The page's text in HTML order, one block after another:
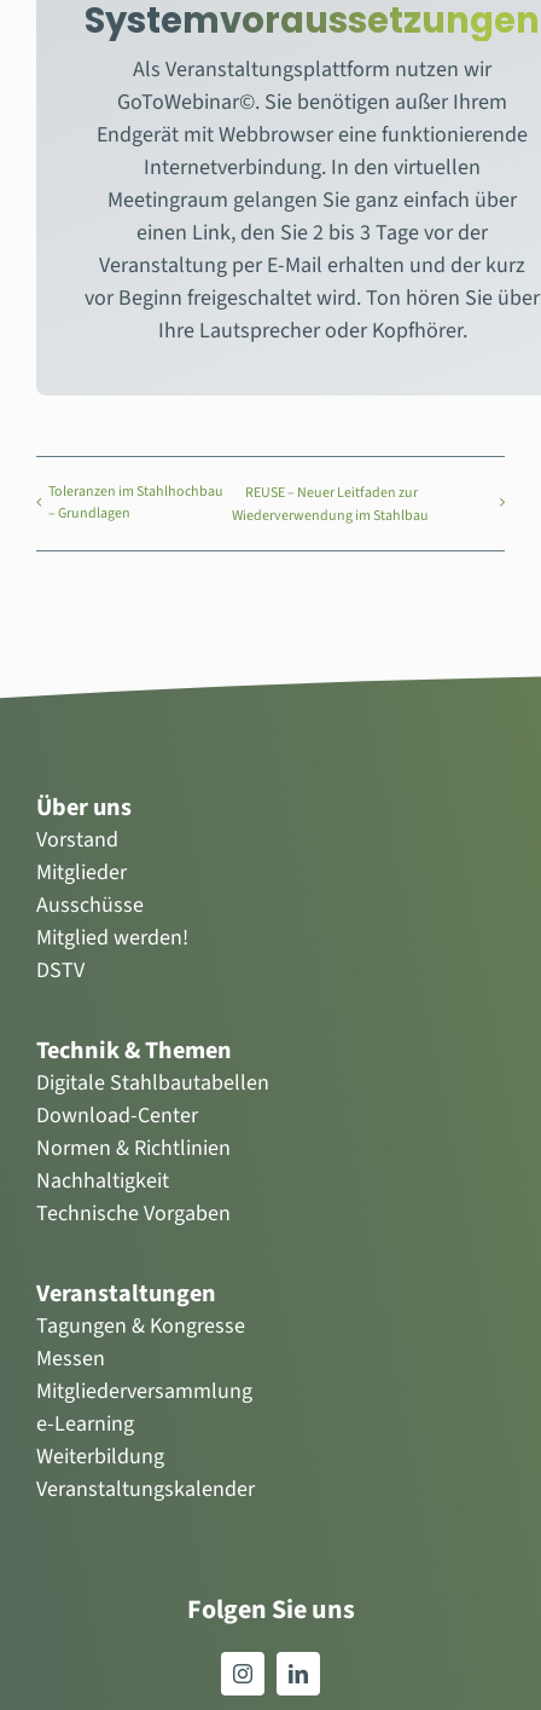
Systemvoraussetzungen
Als Veranstaltungsplattform nutzen wir
GoToWebinar©. Sie benötigen außer Ihrem
Endgerät mit Webbrowser eine funktionierende
Internetverbindung. In den virtuellen
Meetingraum gelangen Sie ganz einfach über
einen Link, den Sie 2 bis 3 Tage vor der
Veranstaltung per E-Mail erhalten und der kurz
vor Beginn freigeschaltet wird. Ton hören Sie über
Ihre Lautsprecher oder Kopfhörer.
Toleranzen im Stahlhochbau
– Grundlagen
REUSE – Neuer Leitfaden zur
Wiederverwendung im Stahlbau
Über uns
Vorstand
Mitglieder
Ausschüsse
Mitglied werden!
DSTV
Technik & Themen
Digitale Stahlbautabellen
Download-Center
Normen & Richtlinien
Nachhaltigkeit
Technische Vorgaben
Veranstaltungen
Tagungen & Kongresse
Messen
Mitgliederversammlung
e-Learning
Weiterbildung
Veranstaltungskalender
Folgen Sie uns